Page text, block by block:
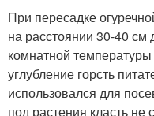
При пересадке
на расстоянии 30-40 см
комнатной
углубление горсть
использовался для
под растения класть не